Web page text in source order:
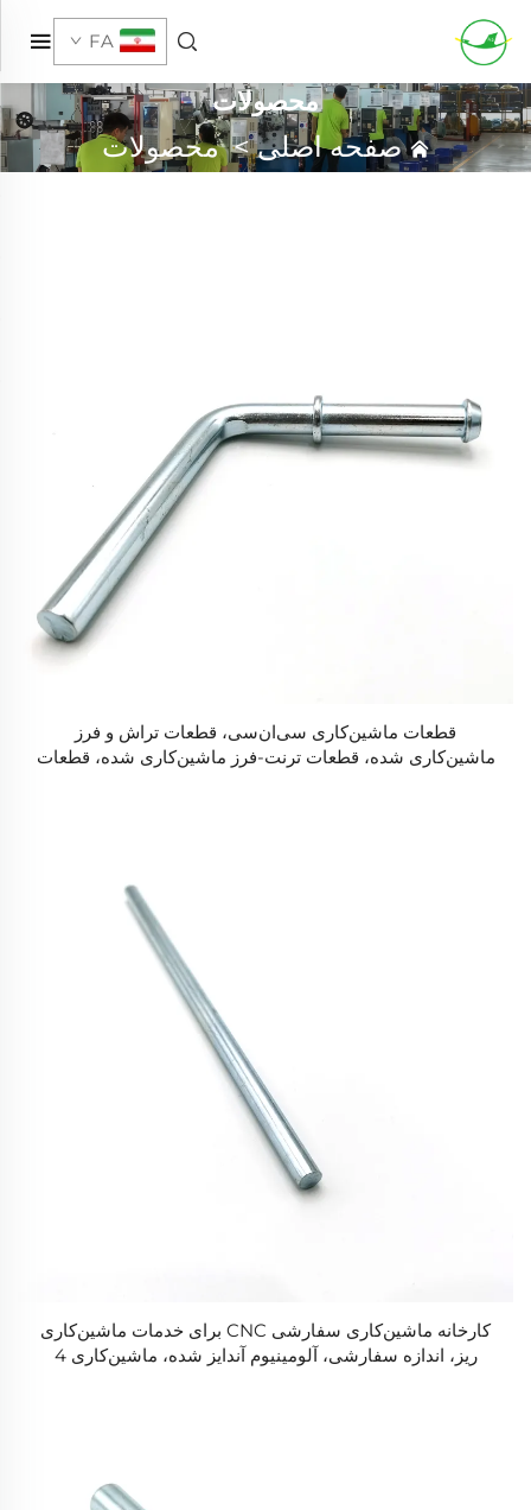
FA
محصولات
صفحه اصلی>محصولات
قطعات ماشین‌کاری سی‌ان‌سی، قطعات تراش و فرز
ماشین‌کاری شده، قطعات ترنت-فرز ماشین‌کاری شده، قطعات
کارخانه ماشین‌کاری سفارشی CNC برای خدمات ماشین‌کاری
ریز، اندازه سفارشی، آلومینیوم آندایز شده، ماشین‌کاری 4